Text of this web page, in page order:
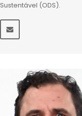
Sustentável (ODS).